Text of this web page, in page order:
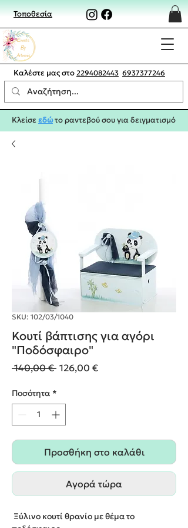
Τοποθεσία
Καλέστε μας στο 2294082443 6937377246
Κλείσεεδώτο ραντεβού σου για δειγματισμό
SKU: 102/03/1040
Κουτί βάπτισης για αγόρι
"Ποδόσφαιρο"
140,00 € Κανονική
126,00 €Τιμή
Ποσότητα *
Προσθήκη στο καλάθι
Αγορά τώρα
Ξύλινο κουτί θρανίο με θέμα το